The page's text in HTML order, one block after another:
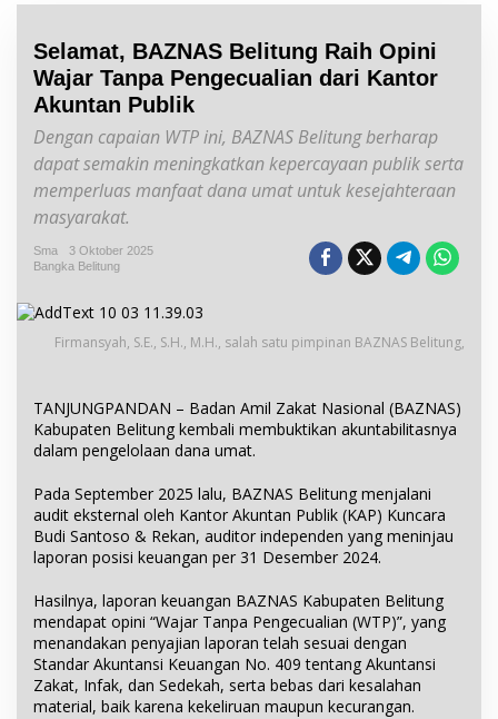
Selamat, BAZNAS Belitung Raih Opini
Wajar Tanpa Pengecualian dari Kantor
Akuntan Publik
Dengan capaian WTP ini, BAZNAS Belitung berharap
dapat semakin meningkatkan kepercayaan publik serta
memperluas manfaat dana umat untuk kesejahteraan
masyarakat.
Sma
3 Oktober 2025
Bangka Belitung
Firmansyah, S.E., S.H., M.H., salah satu pimpinan BAZNAS Belitung,
TANJUNGPANDAN – Badan Amil Zakat Nasional (BAZNAS)
Kabupaten Belitung kembali membuktikan akuntabilitasnya
dalam pengelolaan dana umat.
Pada September 2025 lalu, BAZNAS Belitung menjalani
audit eksternal oleh Kantor Akuntan Publik (KAP) Kuncara
Budi Santoso & Rekan, auditor independen yang meninjau
laporan posisi keuangan per 31 Desember 2024.
Hasilnya, laporan keuangan BAZNAS Kabupaten Belitung
mendapat opini “Wajar Tanpa Pengecualian (WTP)”, yang
menandakan penyajian laporan telah sesuai dengan
Standar Akuntansi Keuangan No. 409 tentang Akuntansi
Zakat, Infak, dan Sedekah, serta bebas dari kesalahan
material, baik karena kekeliruan maupun kecurangan.